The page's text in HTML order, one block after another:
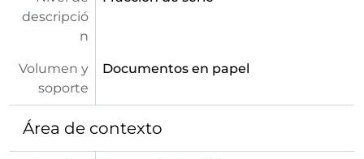
descripció
n
Volumen y
soporte
Documentos en papel
Área de contexto